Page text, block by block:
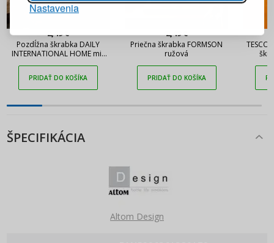
Nastavenia
2,49 €
Pozdĺžna škrabka DAILY
INTERNATIONAL HOME mix
PRIDAŤ DO KOŠÍKA
2,49 €
Priečna škrabka FORMSON
ružová
PRIDAŤ DO KOŠÍKA
ŠPECIFIKÁCIA
Altom Design
PRIHLÁSIŤ SA
Pripomenutie hesla